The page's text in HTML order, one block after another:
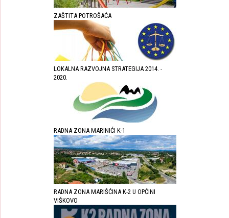
ZAŠTITA POTROŠAĆA
LOKALNA RAZVOJNA STRATEGIJA 2014. -
2020.
RADNA ZONA MARINIĆI K-1
RADNA ZONA MARIŠĆINA K-2 U OPĆINI
VIŠKOVO